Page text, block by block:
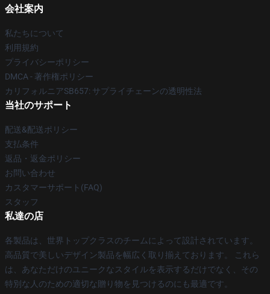
会社案内
私たちについて
利用規約
プライバシーポリシー
DMCA - 著作権ポリシー
カリフォルニアSB657: サプライチェーンの透明性法
当社のサポート
配送&配送ポリシー
支払条件
返品・返金ポリシー
お問い合わせ
カスタマーサポート(FAQ)
スタッフ
私達の店
各製品は、世界トップクラスのチームによって設計されています。
高品質で美しいデザイン製品を幅広く取り揃えております。 これら
は、あなただけのユニークなスタイルを表示するだけでなく、その
特別な人のための適切な贈り物を見つけるのにも最適です。